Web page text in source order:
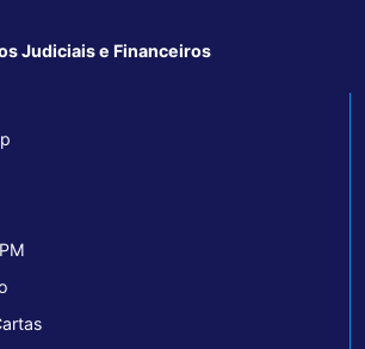
Judiciais e Financeiros